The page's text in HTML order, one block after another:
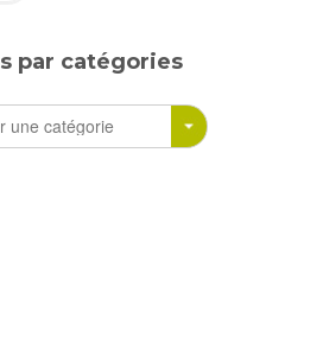
par catégories